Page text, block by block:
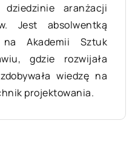
aranżacji
Jest absolwentką
Akademii Sztuk
gdzie rozwijała
wiedzę na
projektowania.